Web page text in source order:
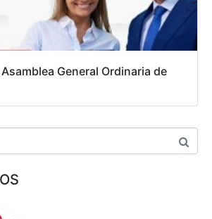
General Ordinaria de